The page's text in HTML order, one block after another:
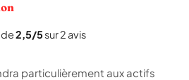
2,5/5sur 2 avis
particulièrement aux actifs